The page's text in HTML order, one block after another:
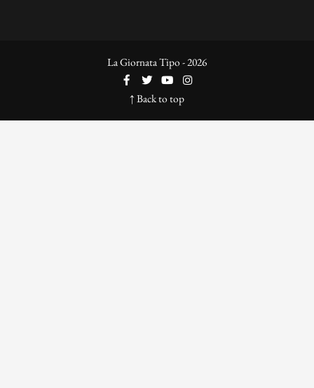
La Giornata Tipo - 2026
↑ Back to top